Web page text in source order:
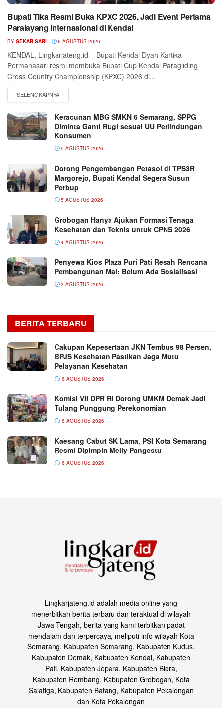
Bupati Tika Resmi Buka KPXC 2026, Jadi Event Pertama
Paralayang Internasional di Kendal
BY SEKAR SARI 6 AGUSTUS 2026
KENDAL, Lingkarjateng.id – Bupati Kendal Dyah Kartika
Permanasari resmi membuka Bupati Cup Kendal Paragliding
Cross Country Championship (KPXC) 2026 di...
Keracunan MBG SMKN 6 Semarang, SPPG
Diminta Ganti Rugi sesuai UU Perlindungan
Konsumen
5 AGUSTUS 2026
Dorong Pengembangan Petasol di TPS3R
Margorejo, Bupati Kendal Segera Susun
Perbup
5 AGUSTUS 2026
Grobogan Hanya Ajukan Formasi Tenaga
Kesehatan dan Teknis untuk CPNS 2026
4 AGUSTUS 2026
Penyewa Kios Plaza Puri Pati Resah Rencana
Pembangunan Mal: Belum Ada Sosialisasi
3 AGUSTUS 2026
BERITA TERBARU
Cakupan Kepesertaan JKN Tembus 98 Persen,
BPJS Kesehatan Pastikan Jaga Mutu
Pelayanan Kesehatan
6 AGUSTUS 2026
Komisi VII DPR RI Dorong UMKM Demak Jadi
Tulang Punggung Perekonomian
6 AGUSTUS 2026
Kaesang Cabut SK Lama, PSI Kota Semarang
Resmi Dipimpin Melly Pangestu
6 AGUSTUS 2026
Lingkarjateng.id adalah media online yang
menerbitkan berita terbaru dan teraktual di wilayah
Jawa Tengah, berita yang kami terbitkan padat
mendalam dan terpercaya, meliputi info wilayah Kota
Semarang, Kabupaten Semarang, Kabupaten Kudus,
Kabupaten Demak, Kabupaten Kendal, Kabupaten
Pati, Kabupaten Jepara, Kabupaten Blora,
Kabupaten Rembang, Kabupaten Grobogan, Kota
Salatiga, Kabupaten Batang, Kabupaten Pekalongan
dan Kota Pekalongan